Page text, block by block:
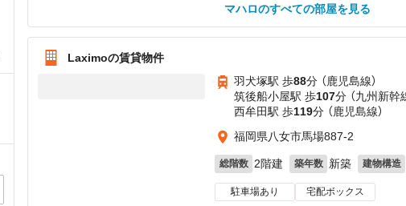
マハロのすべての部屋を見る
Laximoの賃貸物件
羽犬塚駅 歩88分 （鹿児島線）
筑後船小屋駅 歩107分 （九州新幹
西牟田駅 歩119分 （鹿児島線）
福岡県八女市馬場887-2
総階数 2階建 築年数 新築 建物構造
駐車場あり 宅配ボックス